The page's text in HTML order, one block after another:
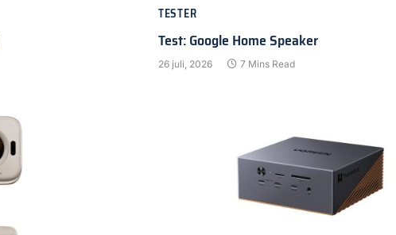
TESTER
Test: Google Home Speaker
26 juli, 2026 7 Mins Read